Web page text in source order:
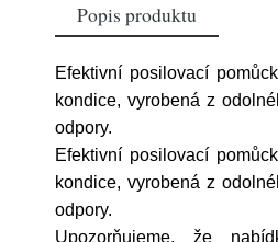
Popis produktu
Efektivní posilovací
kondice, vyrobená z
odpory.
Efektivní posilovací
kondice, vyrobená z
odpory.
Upozorňujeme, že